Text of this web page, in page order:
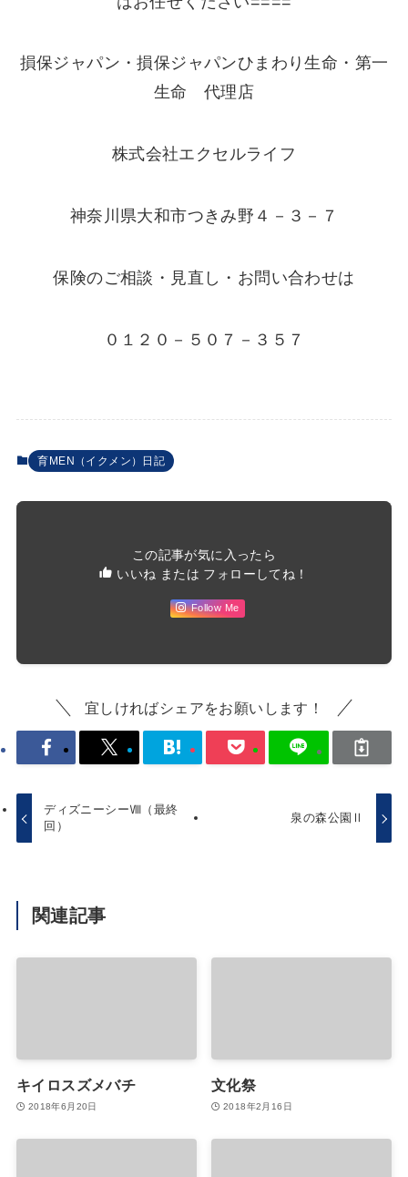
損保ジャパン・損保ジャパンひまわり生命・第一
生命 代理店
株式会社エクセルライフ
神奈川県大和市つきみ野４－３－７
保険のご相談・見直し・お問い合わせは
０１２０－５０７－３５７
育MEN（イクメン）日記
この記事が気に入ったら
いいね または フォローしてね！
Follow Me
宜しければシェアをお願いします！
ディズニーシーⅧ（最終
回）
泉の森公園Ⅱ
関連記事
キイロスズメバチ
2018年6月20日
文化祭
2018年2月16日